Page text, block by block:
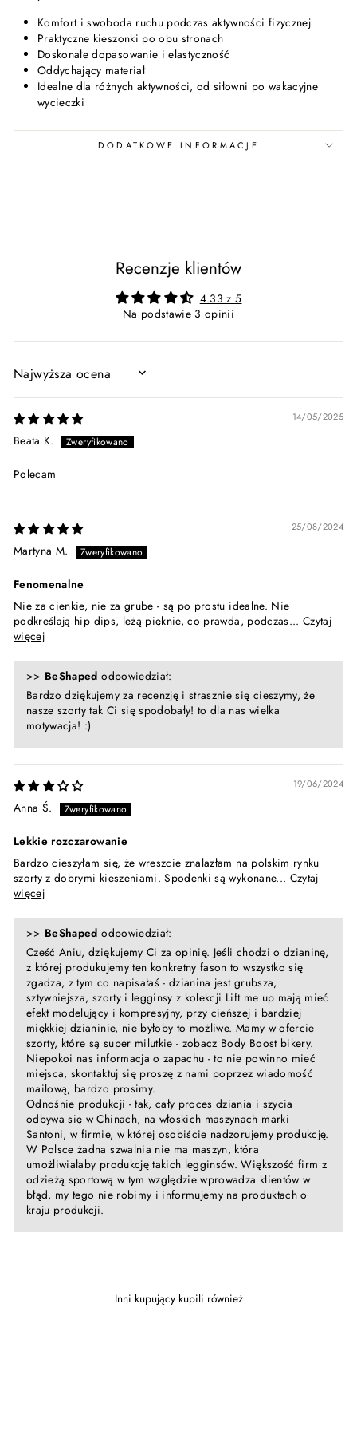
Komfort i swoboda ruchu podczas aktywności fizycznej
Praktyczne kieszonki po obu stronach
Doskonałe dopasowanie i elastyczność
Oddychający materiał
Idealne dla różnych aktywności, od siłowni po wakacyjne
wycieczki
DODATKOWE INFORMACJE
Recenzje klientów
4.33 z 5
Na podstawie 3 opinii
SORT BY
14/05/2025
Beata K.
Polecam
25/08/2024
Martyna M.
Fenomenalne
Nie za cienkie, nie za grube - są po prostu idealne. Nie
podkreślają hip dips, leżą pięknie, co prawda, podczas...Czytaj
więcej
>> BeShaped odpowiedział:
Bardzo dziękujemy za recenzję i strasznie się cieszymy, że
nasze szorty tak Ci się spodobały! to dla nas wielka
motywacja! :)
19/06/2024
Anna Ś.
Lekkie rozczarowanie
Bardzo cieszyłam się, że wreszcie znalazłam na polskim rynku
szorty z dobrymi kieszeniami. Spodenki są wykonane... Czytaj
więcej
>> BeShaped odpowiedział:
Cześć Aniu, dziękujemy Ci za opinię. Jeśli chodzi o dzianinę,
z której produkujemy ten konkretny fason to wszystko się
zgadza, z tym co napisałaś - dzianina jest grubsza,
sztywniejsza, szorty i legginsy z kolekcji Lift me up mają mieć
efekt modelujący i kompresyjny, przy cieńszej i bardziej
miękkiej dzianinie, nie byłoby to możliwe. Mamy w ofercie
szorty, które są super milutkie - zobacz Body Boost bikery.
Niepokoi nas informacja o zapachu - to nie powinno mieć
miejsca, skontaktuj się proszę z nami poprzez wiadomość
mailową, bardzo prosimy.
Odnośnie produkcji - tak, cały proces dziania i szycia
odbywa się w Chinach, na włoskich maszynach marki
Santoni, w firmie, w której osobiście nadzorujemy produkcję.
W Polsce żadna szwalnia nie ma maszyn, która
umożliwiałaby produkcję takich legginsów. Większość firm z
odzieżą sportową w tym względzie wprowadza klientów w
błąd, my tego nie robimy i informujemy na produktach o
kraju produkcji.
Inni kupujący kupili również